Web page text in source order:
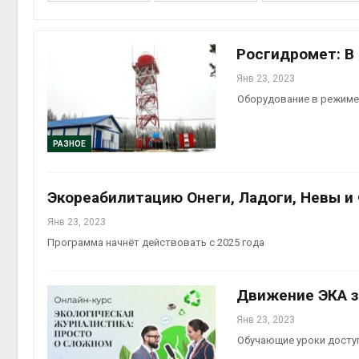
РАЗНОЕ
Росгидромет:
Янв 23, 2023
Оборудование в
Экореабилитацию Онеги, Ладоги, Невы
Янв 23, 2023
Программа начнёт действовать с 2025 года
Движение ЭКА
Янв 23, 2023
Обучающие уроки